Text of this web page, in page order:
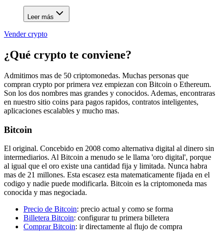
Leer más
Vender crypto
¿Qué crypto te conviene?
Admitimos mas de 50 criptomonedas. Muchas personas que
compran crypto por primera vez empiezan con Bitcoin o Ethereum.
Son los dos nombres mas grandes y conocidos. Ademas, encontraras
en nuestro sitio coins para pagos rapidos, contratos inteligentes,
aplicaciones escalables y mucho mas.
Bitcoin
El original. Concebido en 2008 como alternativa digital al dinero sin
intermediarios. Al Bitcoin a menudo se le llama 'oro digital', porque
al igual que el oro existe una cantidad fija y limitada. Nunca habra
mas de 21 millones. Esta escasez esta matematicamente fijada en el
codigo y nadie puede modificarla. Bitcoin es la criptomoneda mas
conocida y mas negociada.
Precio de Bitcoin: precio actual y como se forma
Billetera Bitcoin: configurar tu primera billetera
Comprar Bitcoin: ir directamente al flujo de compra